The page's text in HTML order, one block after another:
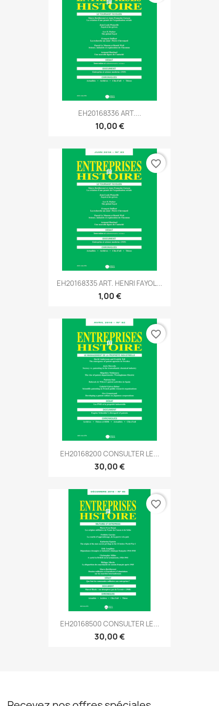
EH20168336 ART....
10,00 €
EH20168335 ART. HENRI FAYOL...
1,00 €
favorite_border
EH20168200 CONSULTER LE...
30,00 €
favorite_border
EH20168500 CONSULTER LE...
30,00 €
favorite_border